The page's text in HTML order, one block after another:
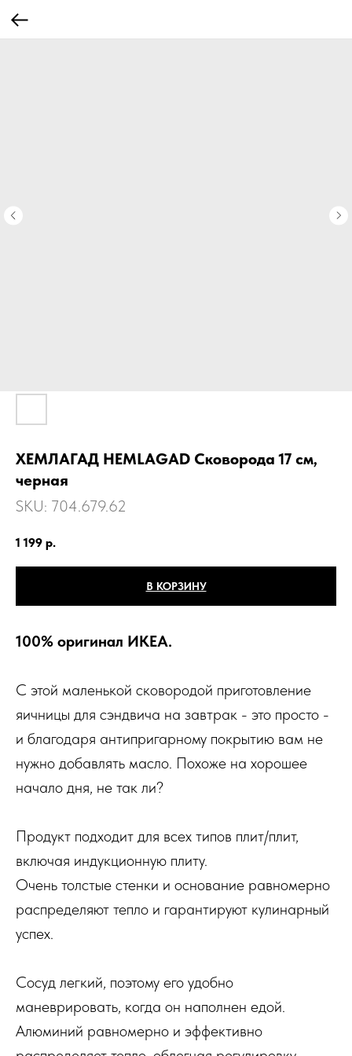
ХЕМЛАГАД HEMLAGAD Сковорода 17 см,
черная
SKU: 704.679.62
1 199 р.
В КОРЗИНУ
100% оригинал ИКЕА.
С этой маленькой сковородой приготовление
яичницы для сэндвича на завтрак - это просто -
и благодаря антипригарному покрытию вам не
нужно добавлять масло. Похоже на хорошее
начало дня, не так ли?
Продукт подходит для всех типов плит/плит,
включая индукционную плиту.
Очень толстые стенки и основание равномерно
распределяют тепло и гарантируют кулинарный
успех.
Сосуд легкий, поэтому его удобно
маневрировать, когда он наполнен едой.
Алюминий равномерно и эффективно